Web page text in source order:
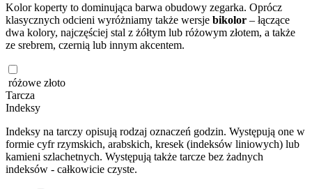
Kolor koperty to dominująca barwa obudowy zegarka. Oprócz
klasycznych odcieni wyróżniamy także wersje bikolor – łączące
dwa kolory, najczęściej stal z żółtym lub różowym złotem, a także
ze srebrem, czernią lub innym akcentem.
różowe złoto
Tarcza
Indeksy
Indeksy na tarczy opisują rodzaj oznaczeń godzin. Występują one w
formie cyfr rzymskich, arabskich, kresek (indeksów liniowych) lub
kamieni szlachetnych. Występują także tarcze bez żadnych
indeksów - całkowicie czyste.